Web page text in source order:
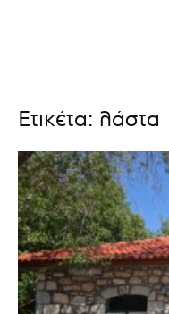
Ετικέτα: λάστα